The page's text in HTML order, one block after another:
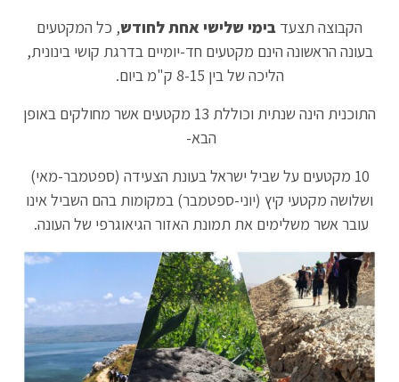
הקבוצה תצעד בימי שלישי אחת לחודש, כל המקטעים
בעונה הראשונה הינם מקטעים חד-יומיים בדרגת קושי בינונית,
הליכה של בין 8-15 ק"מ ביום.
התוכנית הינה שנתית וכוללת 13 מקטעים אשר מחולקים באופן
הבא-
10 מקטעים על שביל ישראל בעונת הצעידה (ספטמבר-מאי)
ושלושה מקטעי קיץ (יוני-ספטמבר) במקומות בהם השביל אינו
עובר אשר משלימים את תמונת האזור הגיאוגרפי של העונה.